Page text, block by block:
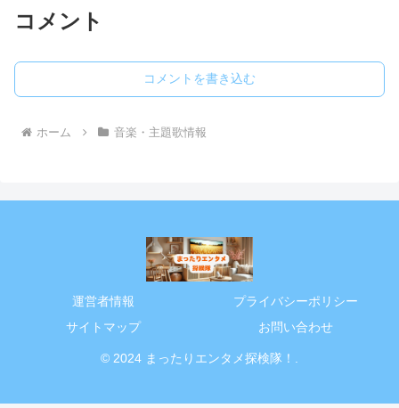
コメント
コメントを書き込む
ホーム 音楽・主題歌情報
運営者情報
プライバシーポリシー
サイトマップ
お問い合わせ
© 2024 まったりエンタメ探検隊！.